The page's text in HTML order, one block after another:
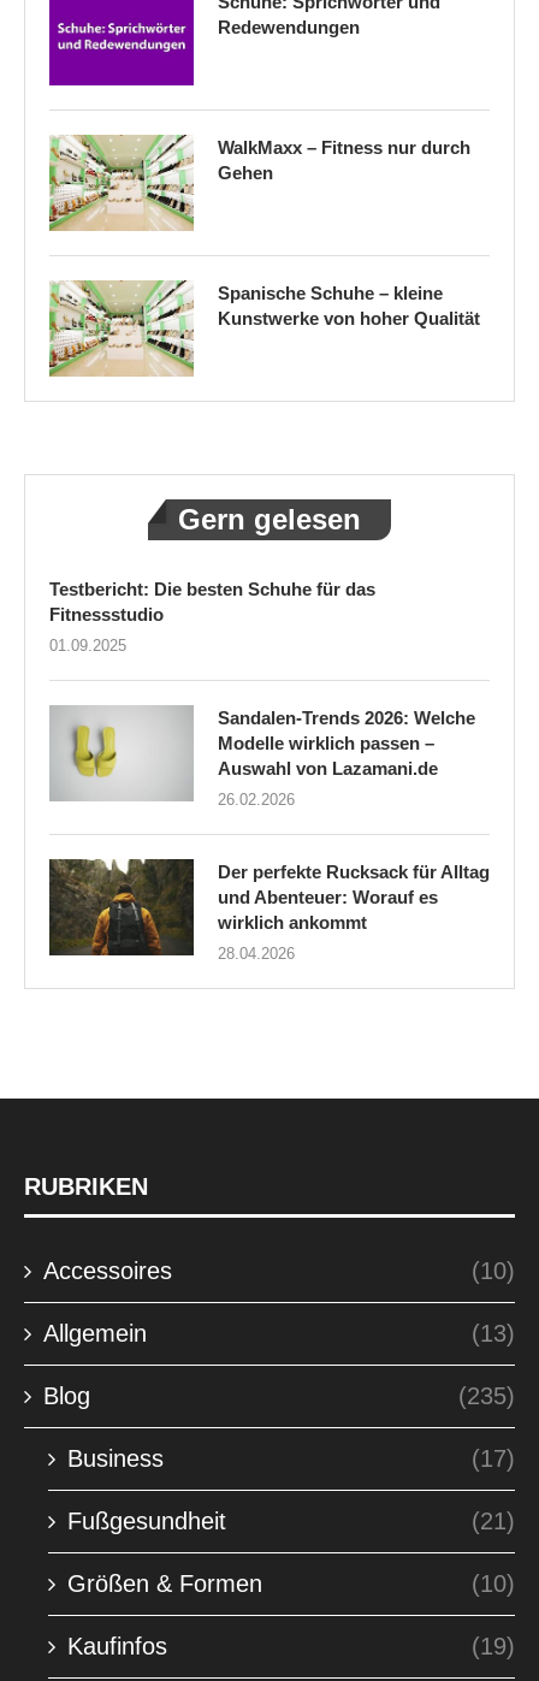
Redewendungen
WalkMaxx – Fitness nur durch
Gehen
Spanische Schuhe – kleine
Kunstwerke von hoher Qualität
Gern gelesen
Testbericht: Die besten Schuhe für das
Fitnessstudio
01.09.2025
Sandalen-Trends 2026: Welche
Modelle wirklich passen –
Auswahl von Lazamani.de
26.02.2026
Der perfekte Rucksack für Alltag
und Abenteuer: Worauf es
wirklich ankommt
28.04.2026
RUBRIKEN
Accessoires (10)
Allgemein (13)
Blog (235)
Business (17)
Fußgesundheit (21)
Größen & Formen (10)
Kaufinfos (19)